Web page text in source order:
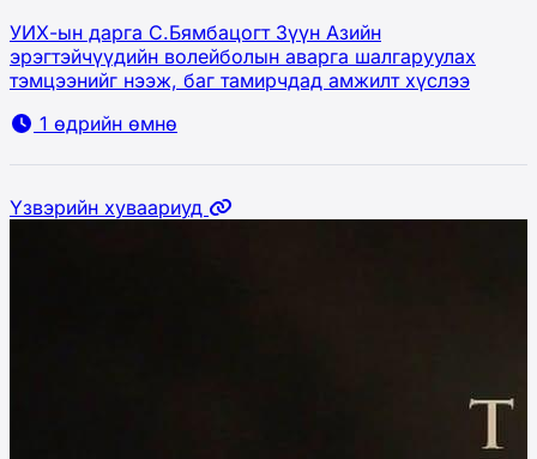
УИХ-ын дарга С.Бямбацогт Зүүн Азийн
эрэгтэйчүүдийн волейболын аварга шалгаруулах
тэмцээнийг нээж, баг тамирчдад амжилт хүслээ
1 өдрийн өмнө
Үзвэрийн хуваариуд